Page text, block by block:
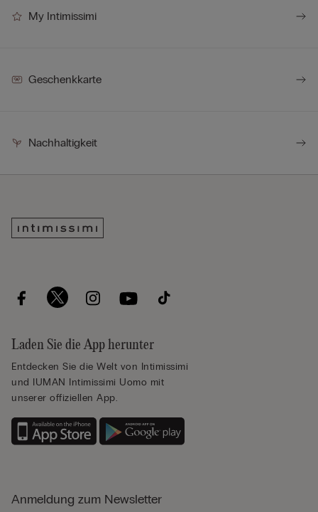
My Intimissimi
Geschenkkarte
Nachhaltigkeit
Laden Sie die App herunter
Entdecken Sie die Welt von Intimissimi
und IUMAN Intimissimi Uomo mit
unserer offiziellen App.
Anmeldung zum Newsletter